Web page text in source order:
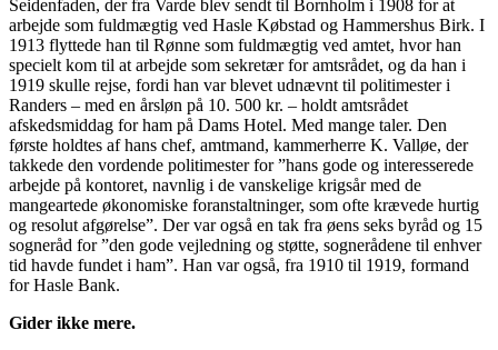
Seidenfaden, der fra Varde blev sendt til Bornholm i 1908 for at
arbejde som fuldmægtig ved Hasle Købstad og Hammershus Birk. I
1913 flyttede han til Rønne som fuldmægtig ved amtet, hvor han
specielt kom til at arbejde som sekretær for amtsrådet, og da han i
1919 skulle rejse, fordi han var blevet udnævnt til politimester i
Randers – med en årsløn på 10. 500 kr. – holdt amtsrådet
afskedsmiddag for ham på Dams Hotel. Med mange taler. Den
første holdtes af hans chef, amtmand, kammerherre K. Valløe, der
takkede den vordende politimester for ”hans gode og interesserede
arbejde på kontoret, navnlig i de vanskelige krigsår med de
mangeartede økonomiske foranstaltninger, som ofte krævede hurtig
og resolut afgørelse”. Der var også en tak fra øens seks byråd og 15
sogneråd for ”den gode vejledning og støtte, sognerådene til enhver
tid havde fundet i ham”. Han var også, fra 1910 til 1919, formand
for Hasle Bank.
Gider ikke mere.